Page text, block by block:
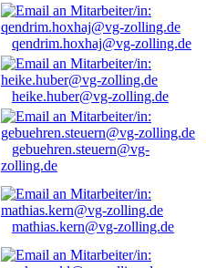
qendrim.hoxhaj@vg-zolling.de
heike.huber@vg-zolling.de
gebuehren.steuern@vg-
zolling.de
mathias.kern@vg-zolling.de